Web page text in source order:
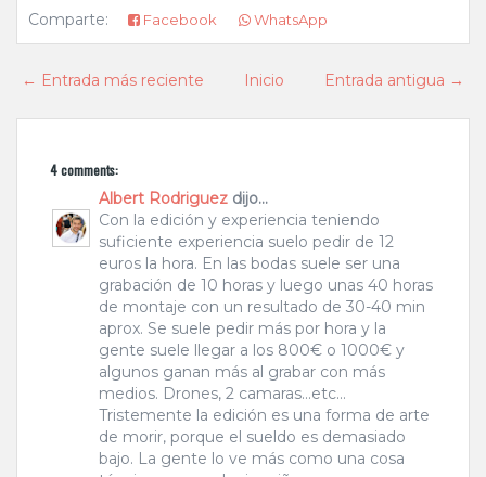
Comparte:
Facebook WhatsApp
← Entrada más reciente Entrada antigua →
Inicio
4 comments:
Albert Rodriguez dijo...
Con la edición y experiencia teniendo
suficiente experiencia suelo pedir de 12
euros la hora. En las bodas suele ser una
grabación de 10 horas y luego unas 40 horas
de montaje con un resultado de 30-40 min
aprox. Se suele pedir más por hora y la
gente suele llegar a los 800€ o 1000€ y
algunos ganan más al grabar con más
medios. Drones, 2 camaras...etc...
Tristemente la edición es una forma de arte
de morir, porque el sueldo es demasiado
bajo. La gente lo ve más como una cosa